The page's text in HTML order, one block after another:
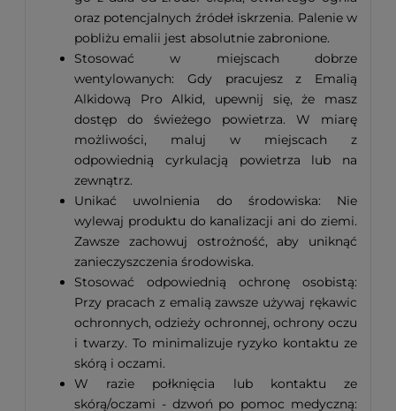
oraz potencjalnych źródeł iskrzenia. Palenie w
pobliżu emalii jest absolutnie zabronione.
Stosować w miejscach dobrze
wentylowanych: Gdy pracujesz z Emalią
Alkidową Pro Alkid, upewnij się, że masz
dostęp do świeżego powietrza. W miarę
możliwości, maluj w miejscach z
odpowiednią cyrkulacją powietrza lub na
zewnątrz.
Unikać uwolnienia do środowiska: Nie
wylewaj produktu do kanalizacji ani do ziemi.
Zawsze zachowuj ostrożność, aby uniknąć
zanieczyszczenia środowiska.
Stosować odpowiednią ochronę osobistą:
Przy pracach z emalią zawsze używaj rękawic
ochronnych, odzieży ochronnej, ochrony oczu
i twarzy. To minimalizuje ryzyko kontaktu ze
skórą i oczami.
W razie połknięcia lub kontaktu ze
skórą/oczami - dzwoń po pomoc medyczną: